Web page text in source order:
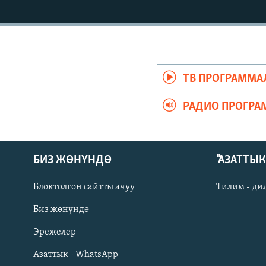
АЗАТТЫК+
Русский
ОНЛАЙН ШЕРИНЕ
ТВ
РАДИО
БИЗ ЖӨНҮНДӨ
Блоктолгон сайтты ачуу
Биз жөнүндө
Эрежелер
Азаттык - WhatsApp
Тилим -